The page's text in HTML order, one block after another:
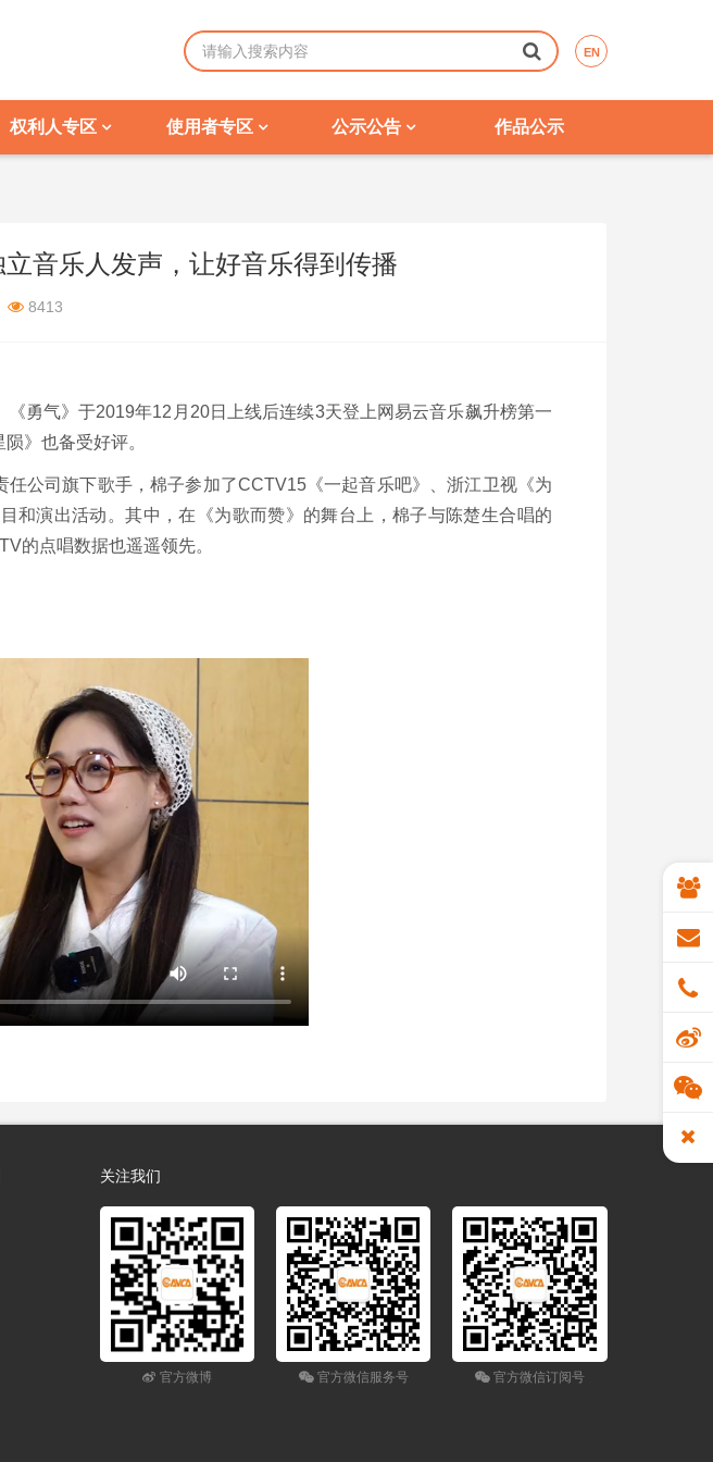
EN
权利人专区 使用者专区 公示公告 作品公示
音乐人发声，让好音乐得到传播
8413
勇气》于2019年12月20日上线后连续3天登上网易云音乐飙升榜第一
》也备受好评。
公司旗下歌手，棉子参加了CCTV15《一起音乐吧》、浙江卫视《为
和演出活动。其中，在《为歌而赞》的舞台上，棉子与陈楚生合唱的
的点唱数据也遥遥领先。
关注我们
官方微博 官方微信服务号 官方微信订阅号